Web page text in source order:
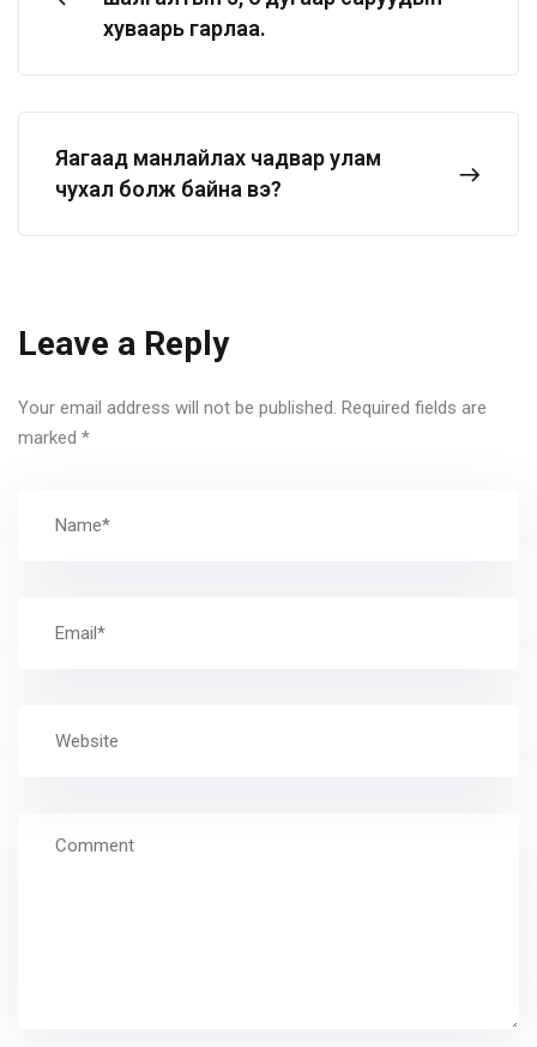
хуваарь гарлаа.
Яагаад манлайлах чадвар улам
чухал болж байна вэ?
Leave a Reply
Your email address will not be published. Required fields are
marked *